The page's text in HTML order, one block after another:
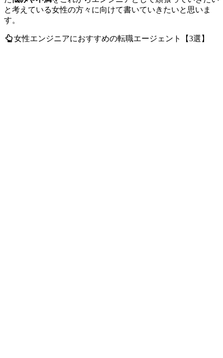
と考えている女性の方々に向けて書いていきたいと思いま
す。
女性エンジニアにおすすめの転職エージェント【3選】